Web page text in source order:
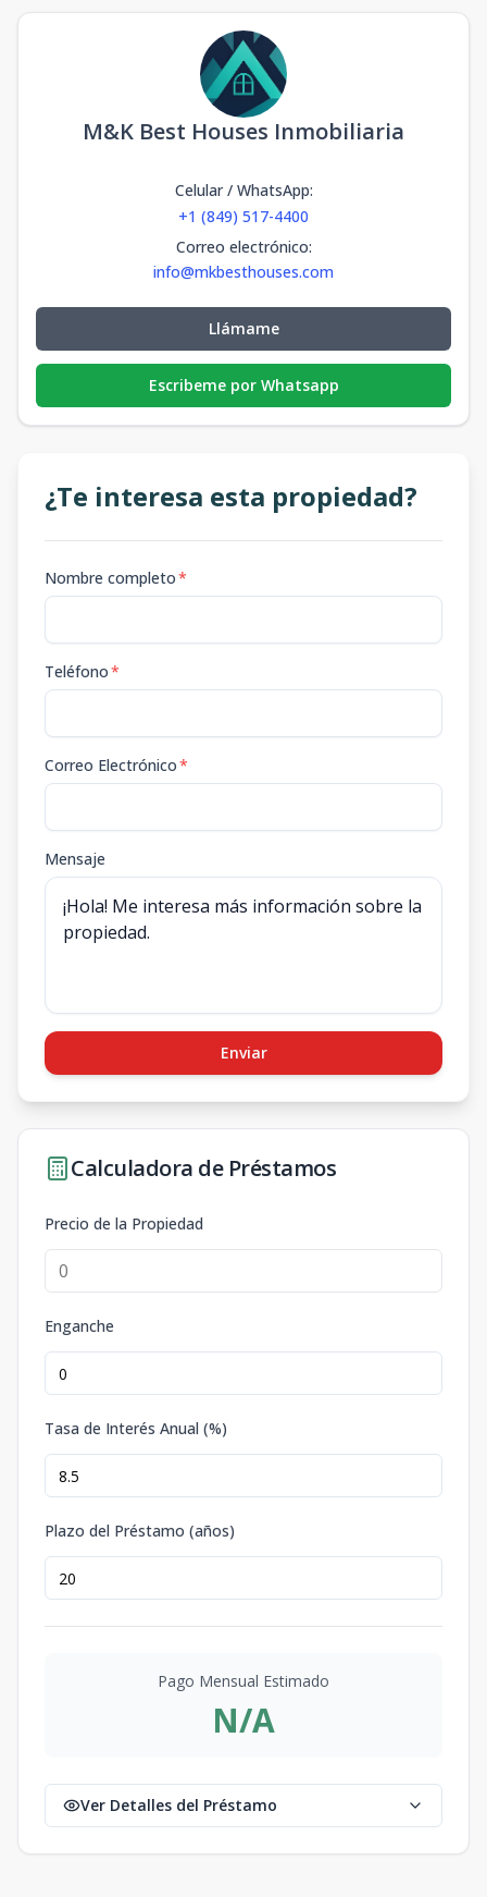
M&K Best Houses Inmobiliaria
Celular / WhatsApp:
+1 (849) 517-4400
Correo electrónico:
info@mkbesthouses.com
Llámame
Escribeme por Whatsapp
¿Te interesa esta propiedad?
Nombre completo*
Teléfono*
Correo Electrónico*
Mensaje
Enviar
Calculadora de Préstamos
Precio de la Propiedad
Enganche
Tasa de Interés Anual (%)
Plazo del Préstamo (años)
Pago Mensual Estimado
N/A
Ver Detalles del Préstamo